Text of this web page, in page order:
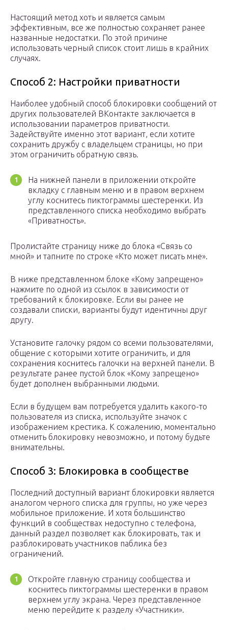
Настоящий метод хоть и является самым
эффективным, все же полностью сохраняет ранее
названные недостатки. По этой причине
использовать черный список стоит лишь в крайних
случаях.
Способ 2: Настройки приватности
Наиболее удобный способ блокировки сообщений от
других пользователей ВКонтакте заключается в
использовании параметров приватности.
Задействуйте именно этот вариант, если хотите
сохранить дружбу с владельцем страницы, но при
этом ограничить обратную связь.
На нижней панели в приложении откройте
вкладку с главным меню и в правом верхнем
углу коснитесь пиктограммы шестеренки. Из
представленного списка необходимо выбрать
«Приватность».
Пролистайте страницу ниже до блока «Связь со
мной» и тапните по строке «Кто может писать мне».
В ниже представленном блоке «Кому запрещено»
нажмите по одной из ссылок в зависимости от
требований к блокировке. Если вы ранее не
создавали списки, варианты будут идентичны друг
другу.
Установите галочку рядом со всеми пользователями,
общение с которыми хотите ограничить, и для
сохранения коснитесь галочки на верхней панели. В
результате ранее пустой блок «Кому запрещено»
будет дополнен выбранными людьми.
Если в будущем вам потребуется удалить какого-то
пользователя из списка, используйте значок с
изображением крестика. К сожалению, моментально
отменить блокировку невозможно, и потому будьте
внимательны.
Способ 3: Блокировка в сообществе
Последний доступный вариант блокировки является
аналогом черного списка для группы, но уже через
мобильное приложение. И хотя большинство
функций в сообществах недоступно с телефона,
данный раздел позволяет как блокировать, так и
разблокировать участников паблика без
ограничений.
Откройте главную страницу сообщества и
коснитесь пиктограммы шестеренки в правом
верхнем углу экрана. Через представленное
меню перейдите к разделу «Участники».